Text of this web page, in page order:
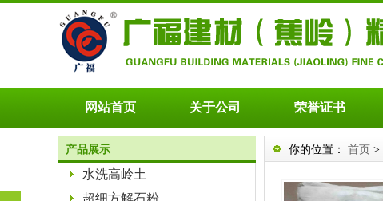
网站首页 关于公司 荣誉证书
产品展示
水洗高岭土
超细方解石粉
你的位置： 首页 >